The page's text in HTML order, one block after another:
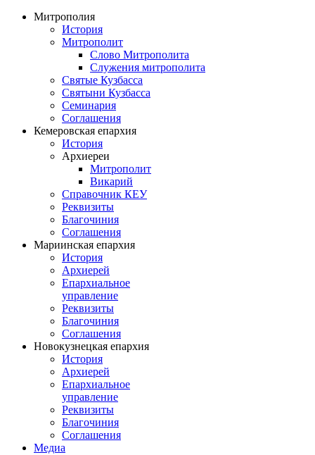
Митрополия
История
Митрополит
Слово Митрополита
Служения митрополита
Святые Кузбасса
Святыни Кузбасса
Семинария
Соглашения
Кемеровская епархия
История
Архиереи
Митрополит
Викарий
Справочник КЕУ
Реквизиты
Благочиния
Соглашения
Мариинская епархия
История
Архиерей
Епархиальное
управление
Реквизиты
Благочиния
Соглашения
Новокузнецкая епархия
История
Архиерей
Епархиальное
управление
Реквизиты
Благочиния
Соглашения
Медиа